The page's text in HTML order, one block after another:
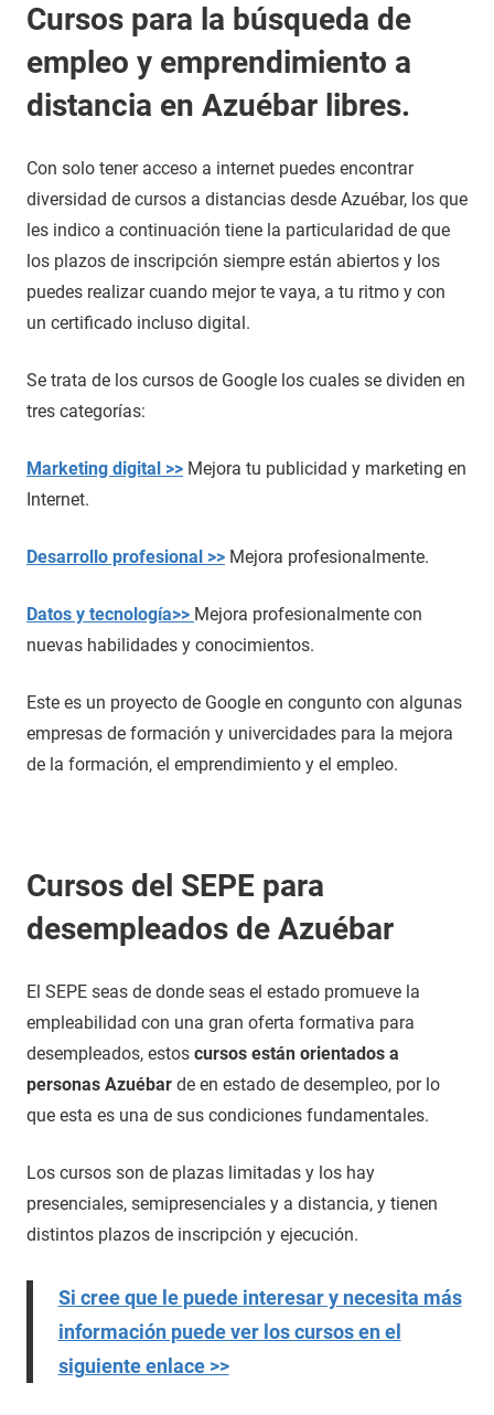
Cursos para la búsqueda de
empleo y emprendimiento a
distancia en Azuébar libres.
Con solo tener acceso a internet puedes encontrar
diversidad de cursos a distancias desde Azuébar, los que
les indico a continuación tiene la particularidad de que
los plazos de inscripción siempre están abiertos y los
puedes realizar cuando mejor te vaya, a tu ritmo y con
un certificado incluso digital.
Se trata de los cursos de Google los cuales se dividen en
tres categorías:
Marketing digital >> Mejora tu publicidad y marketing en
Internet.
Desarrollo profesional >> Mejora profesionalmente.
Datos y tecnología>> Mejora profesionalmente con
nuevas habilidades y conocimientos.
Este es un proyecto de Google en congunto con algunas
empresas de formación y univercidades para la mejora
de la formación, el emprendimiento y el empleo.
Cursos del SEPE para
desempleados de Azuébar
El SEPE seas de donde seas el estado promueve la
empleabilidad con una gran oferta formativa para
desempleados, estos cursos están orientados a
personas Azuébar de en estado de desempleo, por lo
que esta es una de sus condiciones fundamentales.
Los cursos son de plazas limitadas y los hay
presenciales, semipresenciales y a distancia, y tienen
distintos plazos de inscripción y ejecución.
Si cree que le puede interesar y necesita más
información puede ver los cursos en el
siguiente enlace >>